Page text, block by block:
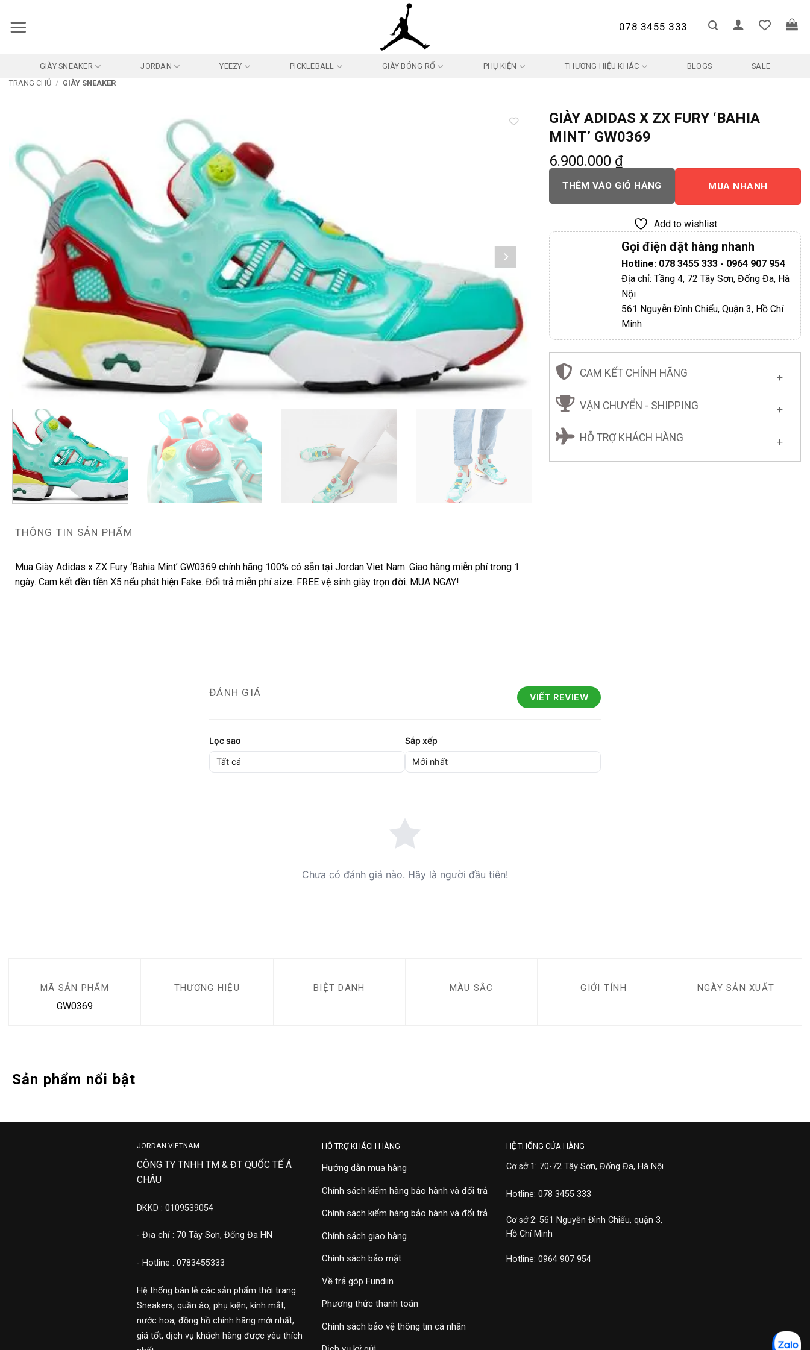
qua
078 3455 333
GIÀY SNEAKER JORDAN YEEZY PICKLEBALL GIÀY BÓNG RỔ PHỤ KIỆN THƯƠNG HIỆU KHÁC BLOGS
SALE
TRANG CHỦ / GIÀY SNEAKER
THÔNG TIN SẢN PHẨM
Mua Giày Adidas x ZX Fury ‘Bahia Mint’ GW0369 chính hãng 100% có sẵn tại Jordan Viet Nam. Giao hàng miễn phí trong 1
ngày. Cam kết đền tiền X5 nếu phát hiện Fake. Đổi trả miễn phí size. FREE vệ sinh giày trọn đời. MUA NGAY!
GIÀY ADIDAS X ZX FURY ‘BAHIA
MINT’ GW0369
6.900.000 ₫
THÊM VÀO GIỎ HÀNG MUA NHANH
Add to wishlist
Gọi điện đặt hàng nhanh
Hotline: 078 3455 333 - 0964 907 954
Địa chỉ: Tầng 4, 72 Tây Sơn, Đống Đa, Hà
Nội
561 Nguyễn Đình Chiểu, Quận 3, Hồ Chí
Minh
CAM KẾT CHÍNH HÃNG
VẬN CHUYỂN - SHIPPING
HỖ TRỢ KHÁCH HÀNG
ĐÁNH GIÁ VIẾT REVIEW
Lọc sao Sắp xếp
Chưa có đánh giá nào. Hãy là người đầu tiên!
MÃ SẢN PHẨM
GW0369
THƯƠNG HIỆU BIỆT DANH MÀU SẮC GIỚI TÍNH NGÀY SẢN XUẤT
Sản phẩm nổi bật
JORDAN VIETNAM
CÔNG TY TNHH TM & ĐT QUỐC TẾ Á
CHÂU
DKKD : 0109539054
- Địa chỉ : 70 Tây Sơn, Đống Đa HN
- Hotline : 0783455333
Hệ thống bán lẻ các sản phẩm thời trang
Sneakers, quần áo, phụ kiện, kính mắt,
nước hoa, đồng hồ chính hãng mới nhất,
giá tốt, dịch vụ khách hàng được yêu thích
HỖ TRỢ KHÁCH HÀNG
Hướng dẫn mua hàng
Chính sách kiểm hàng bảo hành và đổi trả
Chính sách kiểm hàng bảo hành và đổi trả
Chính sách giao hàng
Chính sách bảo mật
Về trả góp Fundiin
Phương thức thanh toán
Chính sách bảo vệ thông tin cá nhân
HỆ THỐNG CỬA HÀNG
Cơ sở 1: 70-72 Tây Sơn, Đống Đa, Hà Nội
Hotline: 078 3455 333
Cơ sở 2: 561 Nguyễn Đình Chiểu, quận 3,
Hồ Chí Minh
Hotline: 0964 907 954